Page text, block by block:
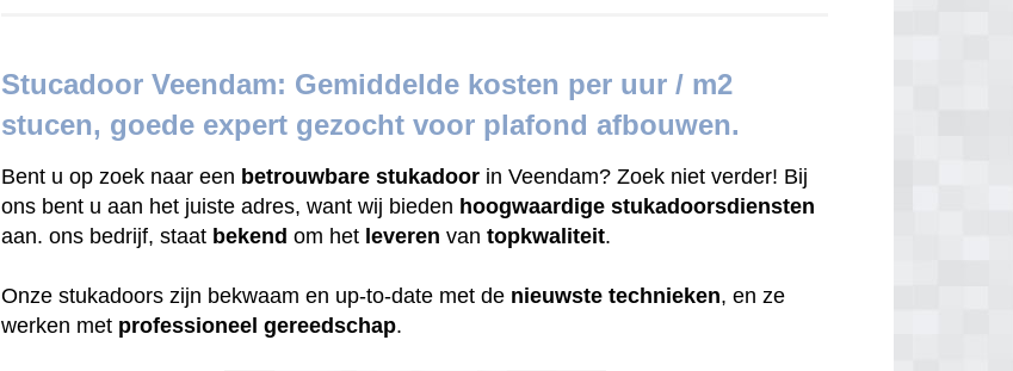
Stucadoor Veendam: Gemiddelde kosten per uur / m2
stucen, goede expert gezocht voor plafond afbouwen.
Bent u op zoek naar een betrouwbare stukadoor in Veendam? Zoek niet verder! Bij
ons bent u aan het juiste adres, want wij bieden hoogwaardige stukadoorsdiensten
aan. ons bedrijf, staat bekend om het leveren vantopkwaliteit.
Onze stukadoors zijn bekwaam en up-to-date met de nieuwste technieken, en ze
werken met professioneel gereedschap.